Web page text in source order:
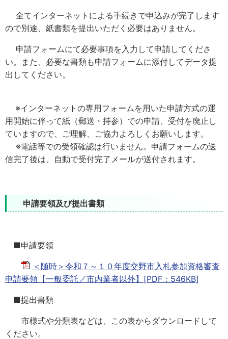
全てインターネットによる手続きで申込みが完了します
ので別途、紙書類を提出いただく必要はありません。
申請フォームにて必要事項を入力して申請してくださ
い。また、必要な書類も申請フォームに添付してデータ提
出してください。
※インターネットの専用フォームを用いた申請方式の運
用開始に伴って紙（郵送・持参）での申請、受付を廃止し
ていますので、ご理解、ご協力よろしくお願いします。
※電話等での受領確認は行いません。申請フォームの送
信完了後は、自動で受付完了メールが送付されます。
申請要領及び提出書類
■申請要領
＜随時＞令和７～１０年度交野市入札参加資格審査
申請要領【一般委託／市内業者以外】[PDF：546KB]
■提出書類
市様式や分類表などは、この表からダウンロードして
ください。